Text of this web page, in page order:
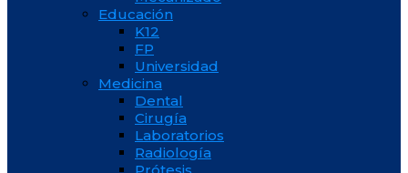
Educación
K12
FP
Universidad
Medicina
Dental
Cirugía
Laboratorios
Radiología
Prótesis